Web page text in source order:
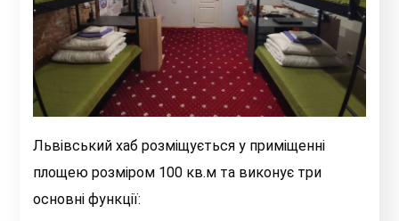
Львівський хаброзміщується у приміщенні
площею розміром 100 кв.м та виконує три
основні функції: